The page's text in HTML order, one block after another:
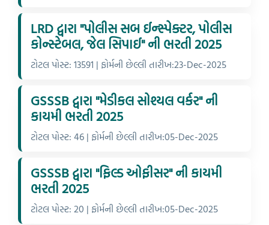
LRD દ્વારા "પોલીસ સબ ઈન્સ્પેક્ટર, પોલીસ
કોન્સ્ટેબલ, જેલ સિપાઈ" ની ભરતી 2025
ટોટલ પોસ્ટ: 13591 | ફોર્મની છેલ્લી તારીખ:23-Dec-2025
GSSSB દ્વારા "મેડીકલ સોશ્યલ વર્કર" ની
કાયમી ભરતી 2025
ટોટલ પોસ્ટ: 46 | ફોર્મની છેલ્લી તારીખ:05-Dec-2025
GSSSB દ્વારા "ફિલ્ડ ઓફીસર" ની કાયમી
ભરતી 2025
ટોટલ પોસ્ટ: 20 | ફોર્મની છેલ્લી તારીખ:05-Dec-2025